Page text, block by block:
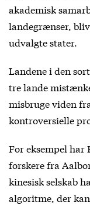
akademisk
landegrænser,
udvalgte stater.
Landene i den
tre lande
misbruge viden
kontroversielle
For eksempel har
forskere fra
kinesisk selskab
algoritme, der